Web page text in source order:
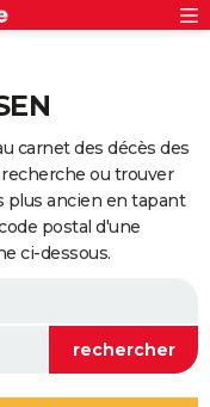
carnet des décès des
ou trouver
plus ancien en tapant
postal d'une
ci-dessous.